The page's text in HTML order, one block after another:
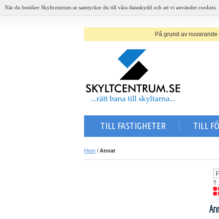
När du besöker Skyltcentrum.se samtycker du till våra dataskydd och att vi använder cookies.
På grund av
TILL FASTIGHETER TILL
Hem / Annat